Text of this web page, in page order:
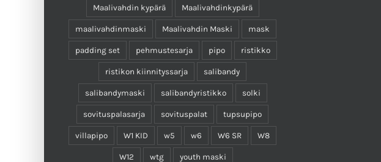
Maalivahdin kypärä Maalivahdinkypärä
maalivahdinmaski Maalivahdin Maski mask
padding set pehmustesarja pipo ristikko
ristikon kiinnityssarja salibandy
salibandymaski salibandyristikko solki
sovituspalasarja sovituspalat tupsupipo
villapipo W1 KID w5 w6 W6 SR W8
W12 wtg youth maski